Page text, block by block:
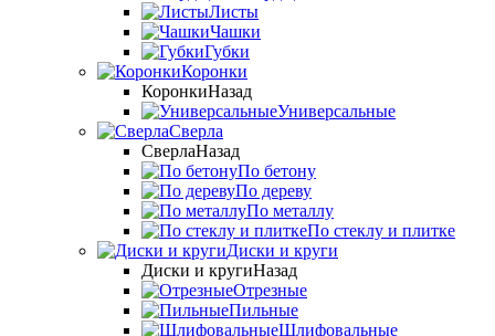
Листы
Чашки
Губки
Коронки
КоронкиНазад
Универсальные
Сверла
СверлаНазад
По бетону
По дереву
По металлу
По стеклу и плитке
Диски и круги
Диски и кругиНазад
Отрезные
Пильные
Шлифовальные